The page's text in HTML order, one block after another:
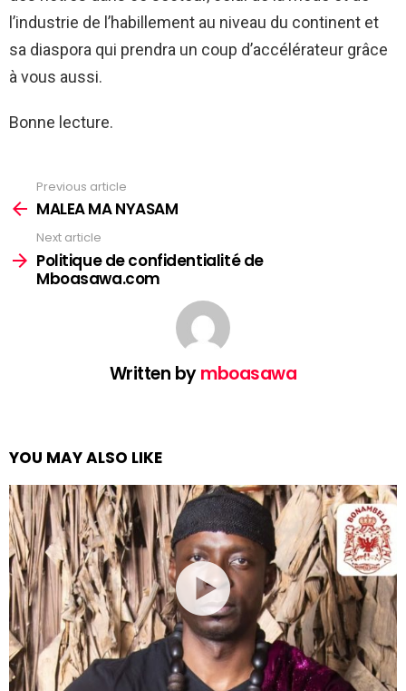
l’industrie de l’habillement au niveau du continent et
sa diaspora qui prendra un coup d’accélérateur grâce
à vous aussi.
Bonne lecture.
more
Previous article
MALEA MA NYASAM
Next article
Politique de confidentialité de
Mboasawa.com
Written bymboasawa
YOU MAY ALSO LIKE